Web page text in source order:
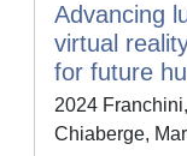
Advancing
virtual
for future
2024
Chiaberge,